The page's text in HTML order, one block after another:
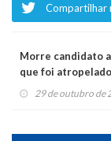
Compartilhar
Morre candidato
que foi
seu aniversário
29 de outubro de